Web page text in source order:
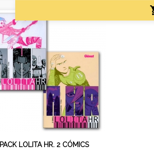
PACK LOLITA HR. 2 CÓMICS